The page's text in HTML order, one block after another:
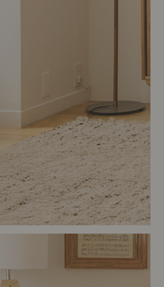
# リビング